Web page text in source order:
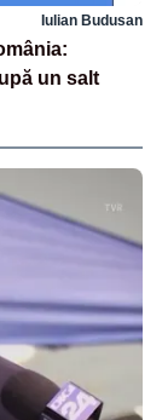
Iulian Budusan
un salt